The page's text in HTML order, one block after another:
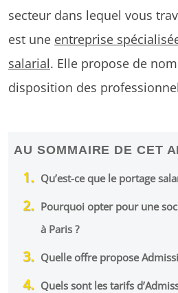
secteur dans lequel vous
est une entreprise
salarial. Elle propose de
disposition des
AU SOMMAIRE DE CET
Qu’est-ce que le portage
Pourquoi opter pour une
à Paris ?
Quelle offre propose
Quels sont les tarifs